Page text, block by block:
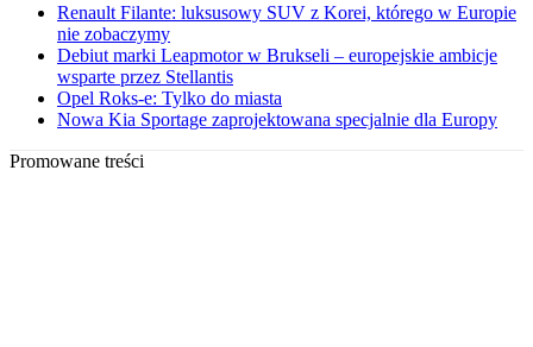
Renault Filante: luksusowy SUV z Korei, którego w Europie
nie zobaczymy
Debiut marki Leapmotor w Brukseli – europejskie ambicje
wsparte przez Stellantis
Opel Roks-e: Tylko do miasta
Nowa Kia Sportage zaprojektowana specjalnie dla Europy
Promowane treści